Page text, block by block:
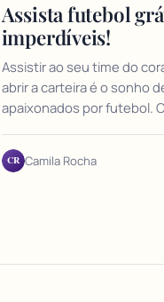
Assista futebol
imperdíveis!
Assistir ao seu time do
abrir a carteira é o sonho
apaixonados por futebol.
CR Camila Rocha